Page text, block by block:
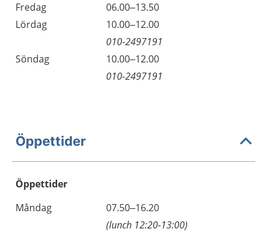
Fredag
06.00–13.50
Lördag
10.00–12.00
010-2497191
Söndag
10.00–12.00
010-2497191
Öppettider
Öppettider
Dag
Öppettider
Kommentarer
Måndag
07.50–16.20
(lunch 12:20-13:00)